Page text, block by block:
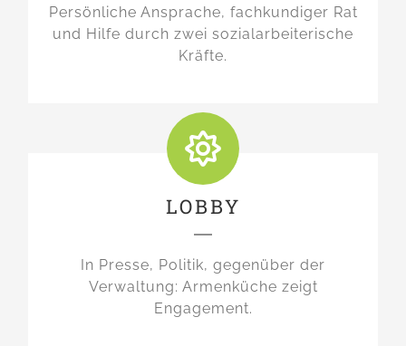
Persönliche Ansprache, fachkundiger Rat
und Hilfe durch zwei sozialarbeiterische
Kräfte.
LOBBY
In Presse, Politik, gegenüber der
Verwaltung: Armenküche zeigt
Engagement.